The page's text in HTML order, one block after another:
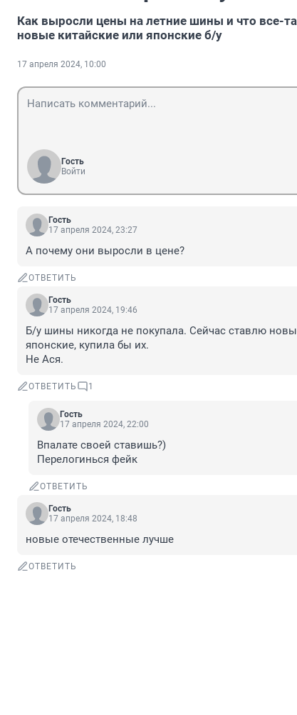
Как выросли цены на летние шины и что все-
новые китайские или японские б/у
17 апреля 2024, 10:00
Гость
Войти
Гость
17 апреля 2024, 23:27
А почему они выросли в цене?
ОТВЕТИТЬ
Гость
17 апреля 2024, 19:46
Б/у шины никогда не покупала. Сейчас ставлю
японские, купила бы их.
Не Ася.
ОТВЕТИТЬ 1
Гость
17 апреля 2024, 22:00
Впалате своей ставишь?)
Перелогинься фейк
ОТВЕТИТЬ
Гость
17 апреля 2024, 18:48
новые отечественные лучше
ОТВЕТИТЬ